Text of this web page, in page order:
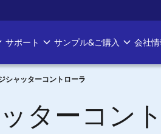
サポート サンプル&ご購入 会社
シャッターコントローラ
ターコン